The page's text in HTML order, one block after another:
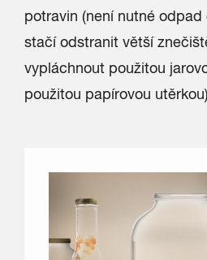
potravin (není nutné
stačí odstranit větší
vypláchnout použitou
použitou papírovou